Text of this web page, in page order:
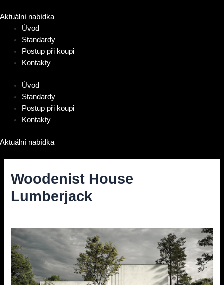
na
obsah
Aktuální nabídka
Úvod
Standardy
Postup při koupi
Kontakty
Úvod
Standardy
Postup při koupi
Kontakty
Aktuální nabídka
Woodenist House
Lumberjack